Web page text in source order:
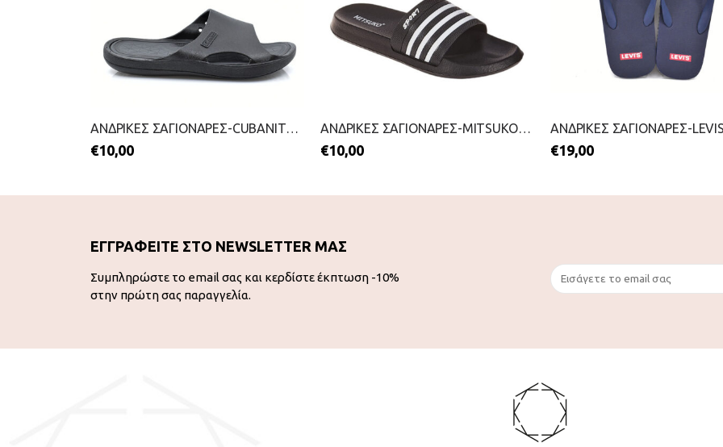
ΑΝΔΡΙΚΕΣ ΣΑΓΙΟΝΑΡΕΣ-CUBANITAS-2199-0172-ΜΑΥΡΟ
€10,00
ΑΝΔΡΙΚΕΣ ΣΑΓΙΟΝΑΡΕΣ-MITSUKO-2199-0212-ΜΑΥΡΟ
€10,00 €19,00
ΕΓΓΡΑΦΕΙΤΕ ΣΤΟ NEWSLETTER ΜΑΣ
Συμπληρώστε το email σας και κερδίστε έκπτωση -10%
στην πρώτη σας παραγγελία.